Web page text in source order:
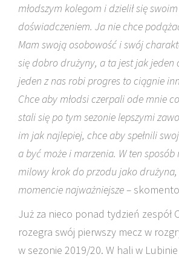
młodszym kolegom i dzielił się swoim
doświadczeniem. Ja nie chce
Mam swoją osobowość i swój
się dobro drużyny, a ta jest jak jeden
jeden z nas robi progres to ciągnie
Chce aby młodsi czerpali ode mnie
stali się po tym sezonie lepszymi
im jak najlepiej, chce aby spełnili
a być może i marzenia. W ten
milowy krok do przodu jako
momencie najważniejsze –
Już za nieco ponad tydzień zespół
rozegra swój pierwszy mecz w
w sezonie 2019/20. W hali w